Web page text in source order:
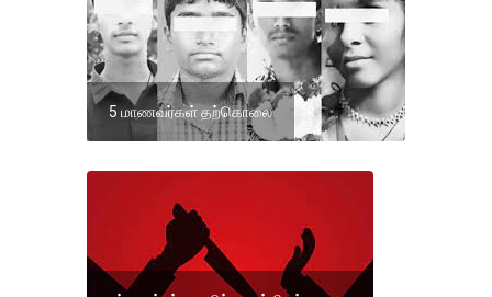
5 மாணவர்கள் தற்கொலை